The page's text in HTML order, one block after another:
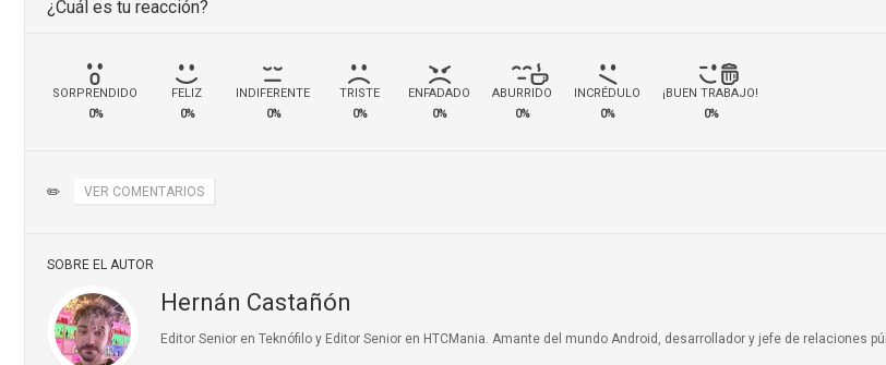
¿Cuál es tu reacción?
SORPRENDIDO
0%
FELIZ
0%
INDIFERENTE
0%
TRISTE
0%
ENFADADO
0%
ABURRIDO
0%
INCRÉDULO
0%
¡BUEN TRABAJO!
0%
✏️ VER COMENTARIOS
SOBRE EL AUTOR
Hernán Castañón
Editor Senior en Teknófilo y Editor Senior en HTCMania. Amante del mundo Android, desarrollador y jefe de relaciones